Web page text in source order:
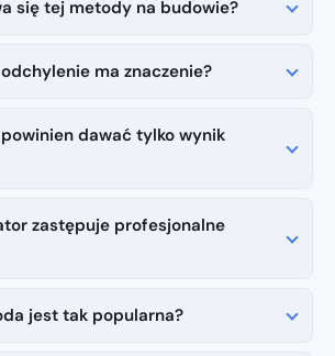
się tej metody na budowie?
ma znaczenie?
dawać tylko wynik
zastępuje profesjonalne
jest tak popularna?